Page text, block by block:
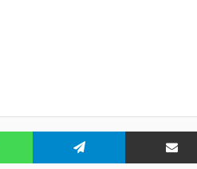
WhatsApp Telegram